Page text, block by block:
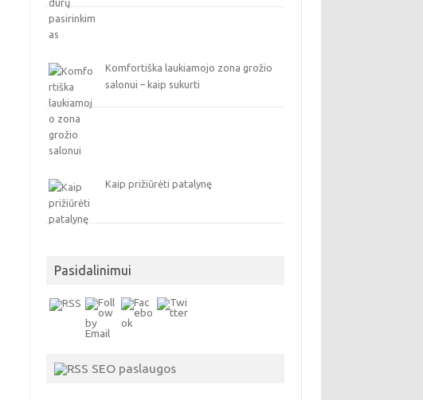
Komfortiška laukiamojo zona grožio
salonui – kaip sukurti
Kaip prižiūrėti patalynę
Pasidalinimui
SEO paslaugos